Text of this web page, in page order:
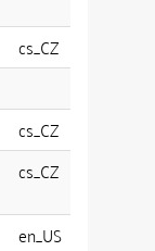
cs_CZ
cs_CZ
cs_CZ
en_US